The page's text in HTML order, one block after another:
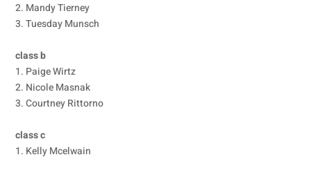
2. Mandy Tierney
3. Tuesday Munsch
class b
1. Paige Wirtz
2. Nicole Masnak
3. Courtney Rittorno
class c
1. Kelly Mcelwain